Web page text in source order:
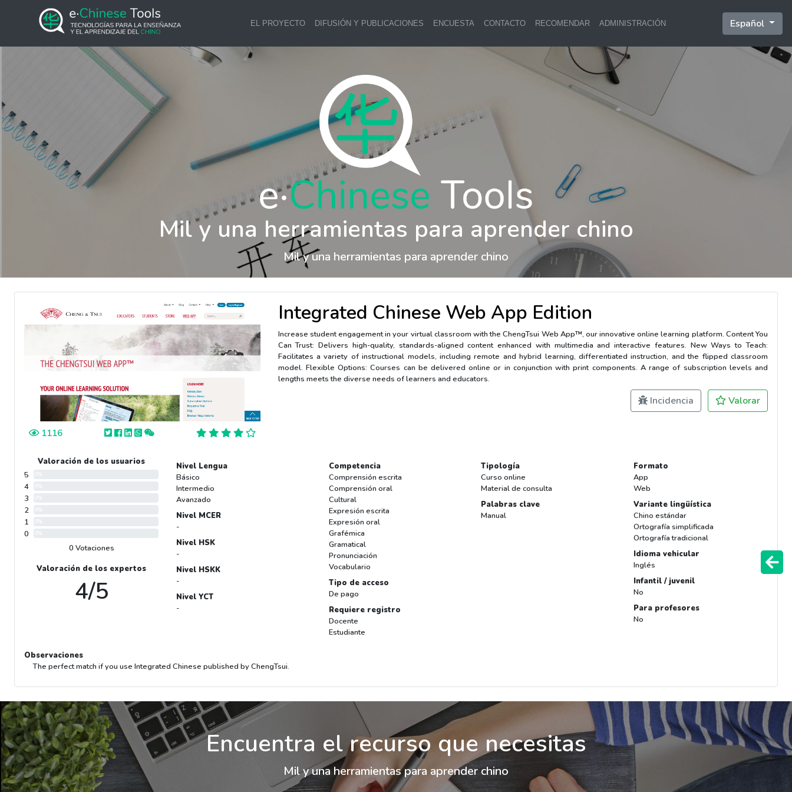
EL PROYECTO DIFUSIÓN Y PUBLICACIONES ENCUESTA CONTACTO RECOMENDAR ADMINISTRACIÓN Español
Mil y una herramientas para aprender chino
Mil y una herramientas para aprender chino
1116
Integrated Chinese Web App Edition
Increase student engagement in your virtual classroom with the ChengTsui Web App™, our innovative online learning platform. Content You
Can Trust: Delivers high-quality, standards-aligned content enhanced with multimedia and interactive features. New Ways to Teach:
Facilitates a variety of instructional models, including remote and hybrid learning, differentiated instruction, and the flipped classroom
model. Flexible Options: Courses can be delivered online or in conjunction with print components. A range of subscription levels and
lengths meets the diverse needs of learners and educators.
Incidencia Valorar
Valoración de los usuarios
5
4
3
2
1
0
0 Votaciones
Valoración de los expertos
4/5
Nivel Lengua
Básico
Intermedio
Avanzado
Nivel MCER
-
Nivel HSK
-
Nivel HSKK
-
Nivel YCT
-
Competencia
Comprensión escrita
Comprensión oral
Cultural
Expresión escrita
Expresión oral
Grafémica
Gramatical
Pronunciación
Vocabulario
Tipo de acceso
De pago
Requiere registro
Docente
Estudiante
Tipología
Curso online
Material de consulta
Palabras clave
Manual
Formato
App
Web
Variante lingüística
Chino estándar
Ortografía simplificada
Ortografía tradicional
Idioma vehicular
Inglés
Infantil / juvenil
No
Para profesores
No
Observaciones
The perfect match if you use Integrated Chinese published by ChengTsui.
Encuentra el recurso que necesitas
Mil y una herramientas para aprender chino